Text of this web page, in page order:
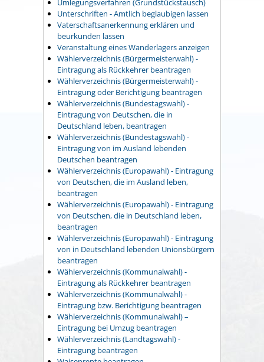
Umlegungsverfahren (Grundstückstausch)
Unterschriften - Amtlich beglaubigen lassen
Vaterschaftsanerkennung erklären und
beurkunden lassen
Veranstaltung eines Wanderlagers anzeigen
Wählerverzeichnis (Bürgermeisterwahl) -
Eintragung als Rückkehrer beantragen
Wählerverzeichnis (Bürgermeisterwahl) -
Eintragung oder Berichtigung beantragen
Wählerverzeichnis (Bundestagswahl) -
Eintragung von Deutschen, die in
Deutschland leben, beantragen
Wählerverzeichnis (Bundestagswahl) -
Eintragung von im Ausland lebenden
Deutschen beantragen
Wählerverzeichnis (Europawahl) - Eintragung
von Deutschen, die im Ausland leben,
beantragen
Wählerverzeichnis (Europawahl) - Eintragung
von Deutschen, die in Deutschland leben,
beantragen
Wählerverzeichnis (Europawahl) - Eintragung
von in Deutschland lebenden Unionsbürgern
beantragen
Wählerverzeichnis (Kommunalwahl) -
Eintragung als Rückkehrer beantragen
Wählerverzeichnis (Kommunalwahl) -
Eintragung bzw. Berichtigung beantragen
Wählerverzeichnis (Kommunalwahl) –
Eintragung bei Umzug beantragen
Wählerverzeichnis (Landtagswahl) -
Eintragung beantragen